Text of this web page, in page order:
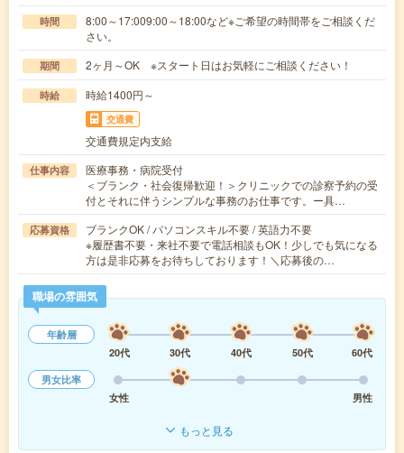
時間
8:00～17:009:00～18:00など※ご希望の時間帯をご相談くだ
さい。
期間 2ヶ月～OK ※スタート日はお気軽にご相談ください！
時給 時給1400円～
交通費
交通費規定内支給
仕事内容
医療事務・病院受付
＜ブランク・社会復帰歓迎！＞クリニックでの診察予約の受
付とそれに伴うシンプルな事務のお仕事です。ー具…
応募資格
ブランクOK / パソコンスキル不要 / 英語力不要
※履歴書不要・来社不要で電話相談もOK！少しでも気になる
方は是非応募をお待ちしております！＼応募後の…
職場の雰囲気
年齢層
20代
30代 40代 50代
60代
男女比率
女性
男性
もっと見る